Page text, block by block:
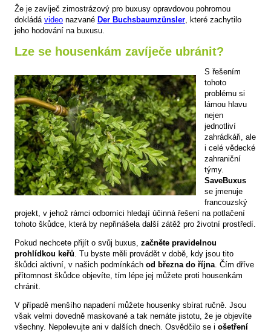
Že je zavíječ zimostrázový pro buxusy opravdovou pohromou
dokládá video nazvané Der Buchsbaumzünsler , které zachytilo
jeho hodování na buxusu.
Lze se housenkám zavíječe ubránit?
S řešením
tohoto
problému si
lámou hlavu
nejen
jednotliví
zahrádkáři, ale
i celé vědecké
zahraniční
týmy.
SaveBuxus
se jmenuje
francouzský
projekt, v jehož rámci odborníci hledají účinná řešení na potlačení
tohoto škůdce, která by nepřinášela další zátěž pro životní prostředí.
Pokud nechcete přijít o svůj buxus, začněte pravidelnou
prohlídkou keřů . Tu byste měli provádět v době, kdy jsou tito
škůdci aktivní, v našich podmínkách od března do října . Čím dříve
přítomnost škůdce objevíte, tím lépe jej můžete proti housenkám
chránit.
V případě menšího napadení můžete housenky sbírat ručně. Jsou
však velmi dovedně maskované a tak nemáte jistotu, že je objevíte
všechny. Nepolevujte ani v dalších dnech. Osvědčilo se i ošetření